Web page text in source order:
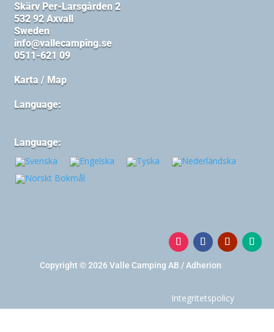
Skärv Per-Larsgården 2
532 92 Axvall
Sweden
info@vallecamping.se
0511-621 09
Karta / Map
Language:
Language:
Copyright © 2026 Valle Camping AB / Adherion
Integritetspolicy